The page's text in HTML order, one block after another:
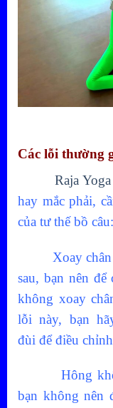
Các lỗi thường
Raja Yoga
hay mắc phải,
của tư thế
Xoay chân
sau, bạn nên
không xoay
lỗi này, bạn
đùi để điều
Hông không
bạn không nên